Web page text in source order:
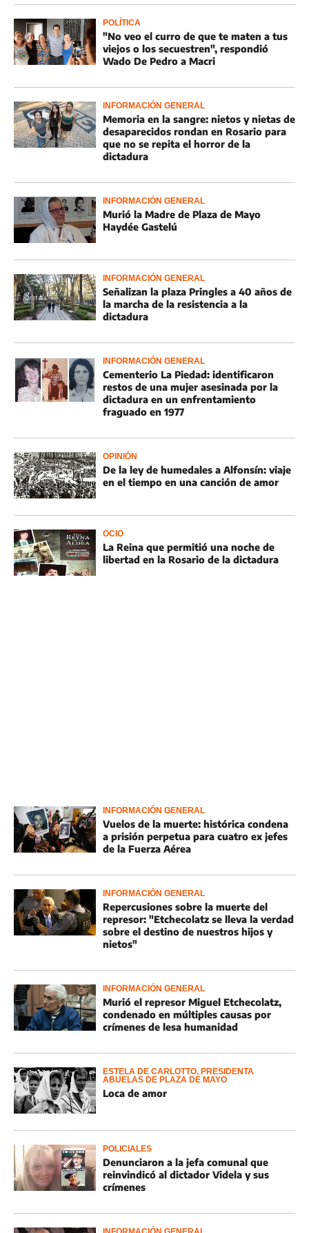
POLÍTICA
"No veo el curro de que te maten a tus
viejos o los secuestren", respondió
Wado De Pedro a Macri
INFORMACIÓN GENERAL
Memoria en la sangre: nietos y nietas de
desaparecidos rondan en Rosario para
que no se repita el horror de la
dictadura
INFORMACIÓN GENERAL
Murió la Madre de Plaza de Mayo
Haydée Gastelú
INFORMACIÓN GENERAL
Señalizan la plaza Pringles a 40 años de
la marcha de la resistencia a la
dictadura
INFORMACIÓN GENERAL
Cementerio La Piedad: identificaron
restos de una mujer asesinada por la
dictadura en un enfrentamiento
fraguado en 1977
OPINIÓN
De la ley de humedales a Alfonsín: viaje
en el tiempo en una canción de amor
OCIO
La Reina que permitió una noche de
libertad en la Rosario de la dictadura
INFORMACIÓN GENERAL
Vuelos de la muerte: histórica condena
a prisión perpetua para cuatro ex jefes
de la Fuerza Aérea
INFORMACIÓN GENERAL
Repercusiones sobre la muerte del
represor: "Etchecolatz se lleva la verdad
sobre el destino de nuestros hijos y
nietos"
INFORMACIÓN GENERAL
Murió el represor Miguel Etchecolatz,
condenado en múltiples causas por
crímenes de lesa humanidad
ESTELA DE CARLOTTO, PRESIDENTA
ABUELAS DE PLAZA DE MAYO
Loca de amor
POLICIALES
Denunciaron a la jefa comunal que
reinvindicó al dictador Videla y sus
crímenes